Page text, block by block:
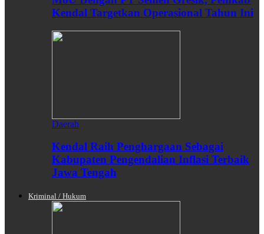
Kendal Targetkan Operasional Tahun Ini
Daerah
Kendal Raih Penghargaan Sebagai
Kabupaten Pengendalian Inflasi Terbaik
Jawa Tengah
Kriminal / Hukum